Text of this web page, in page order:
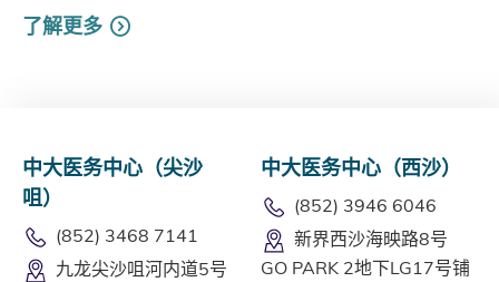
了解更多
中大医务中心（尖沙
咀）
(852) 3468 7141
九龙尖沙咀河内道5号
中大医务中心（西沙）
(852) 3946 6046
新界西沙海映路8号
GO PARK 2地下LG17号铺